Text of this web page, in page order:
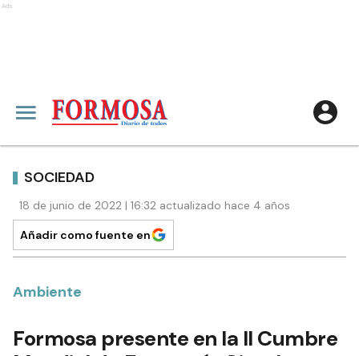
Ads
SOCIEDAD
18 de junio de 2022 | 16:32 actualizado hace 4 años
Añadir como fuente en
Ambiente
Formosa presente en la II Cumbre